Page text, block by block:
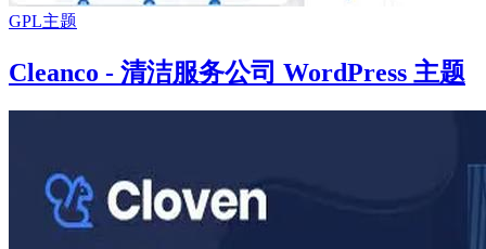
GPL主题
Cleanco - 清洁服务公司 WordPress 主题